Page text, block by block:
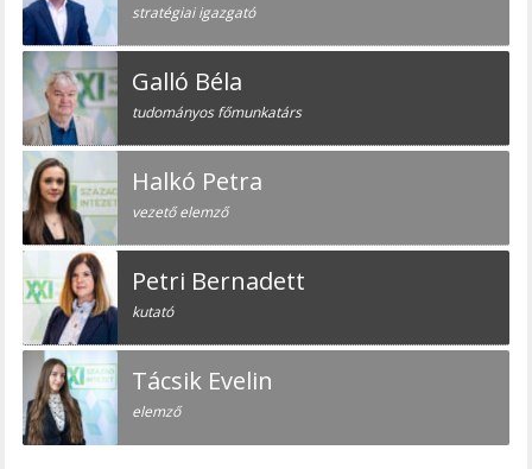
stratégiai igazgató
Galló Béla
tudományos főmunkatárs
Halkó Petra
vezető elemző
Petri Bernadett
kutató
Tácsik Evelin
elemző